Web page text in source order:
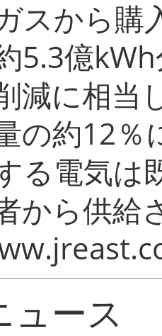
スから購
5.3億
減に相当
の約12％
る電気は
から供給
ュース